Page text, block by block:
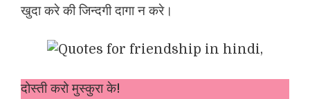
खुदा करे की जिन्दगी दागा न करे।
दोस्ती करो मुस्कुरा के!